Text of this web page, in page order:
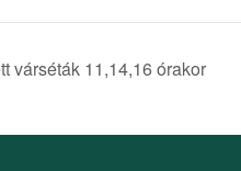
várséták 11,14,16 órakor